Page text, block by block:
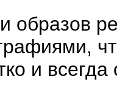
образов
и всегда